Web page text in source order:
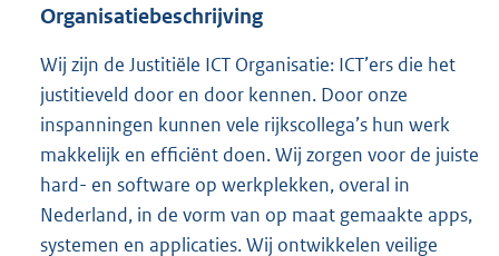
Organisatiebeschrijving
Wij zijn de Justitiële ICT Organisatie: ICT’ers die het
justitieveld door en door kennen. Door onze
inspanningen kunnen vele rijkscollega’s hun werk
makkelijk en efficiënt doen. Wij zorgen voor de juiste
hard- en software op werkplekken, overal in
Nederland, in de vorm van op maat gemaakte apps,
systemen en applicaties. Wij ontwikkelen veilige